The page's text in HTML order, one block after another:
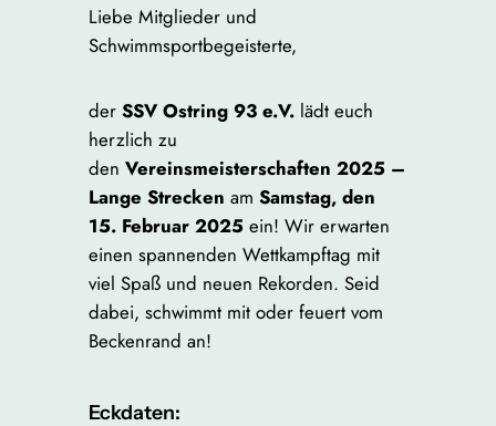
Liebe Mitglieder und
Schwimmsportbegeisterte,
der SSV Ostring 93 e.V.lädt euch
herzlich zu
den Vereinsmeisterschaften 2025 –
Lange Strecken am Samstag, den
15. Februar 2025ein! Wir erwarten
einen spannenden Wettkampftag mit
viel Spaß und neuen Rekorden. Seid
dabei, schwimmt mit oder feuert vom
Beckenrand an!
Eckdaten: